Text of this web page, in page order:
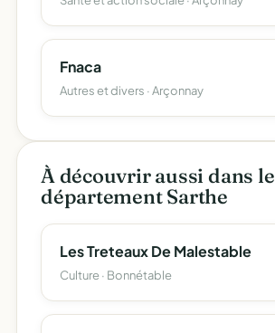
Fnaca
Autres et divers · Arçonnay
À découvrir aussi dans le
département Sarthe
Les Treteaux De Malestable
Culture · Bonnétable